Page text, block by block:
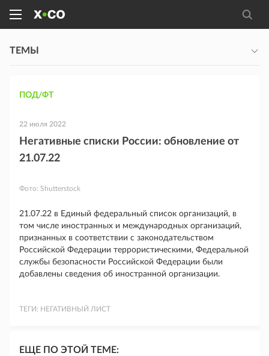
ТЕМЫ
ПОД/ФТ
22 июля 2022
Негативные списки России: обновление от
21.07.22
Фото: Shutterstock
21.07.22 в Единый федеральный список организаций, в
том числе иностранных и международных организаций,
признанных в соответствии с законодательством
Российской Федерации террористическими, Федеральной
службы безопасности Российской Федерации были
добавлены сведения об иностранной организации.
ТЕГИ: НЕГАТИВНЫЙ ЛИСТ
ЕЩЕ ПО ЭТОЙ ТЕМЕ: